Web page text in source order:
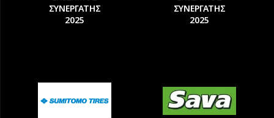
ΣΥΝΕΡΓΑΤΗΣ
2025
ΣΥΝΕΡΓΑΤΗΣ
2025